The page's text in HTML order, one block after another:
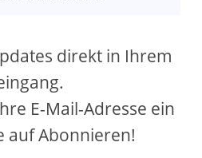
direkt in Ihrem
E-Mail-Adresse ein
auf Abonnieren!